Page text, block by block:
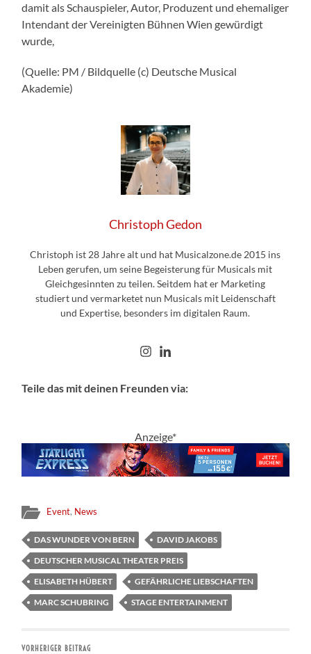
damit als Schauspieler, Autor, Produzent und ehemaliger
Intendant der Vereinigten Bühnen Wien gewürdigt
wurde,
(Quelle: PM / Bildquelle (c) Deutsche Musical
Akademie)
Christoph Gedon
Christoph ist 28 Jahre alt und hat Musicalzone.de 2015 ins
Leben gerufen, um seine Begeisterung für Musicals mit
Gleichgesinnten zu teilen. Seitdem hat er Marketing
studiert und vermarketet nun Musicals mit Leidenschaft
und Expertise, besonders im digitalen Raum.
Teile das mit deinen Freunden via:
Anzeige*
Event, News
DAS WUNDER VON BERN
DAVID JAKOBS
DEUTSCHER MUSICAL THEATER PREIS
ELISABETH HÜBERT
GEFÄHRLICHE LIEBSCHAFTEN
MARC SCHUBRING
STAGE ENTERTAINMENT
VORHERIGER BEITRAG